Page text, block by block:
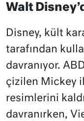
Walt
Disney, kült
tarafından
davranıyor.
çizilen Mickey
resimlerini
davranırken,